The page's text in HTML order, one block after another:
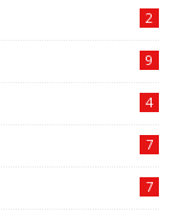
2
9
4
7
7